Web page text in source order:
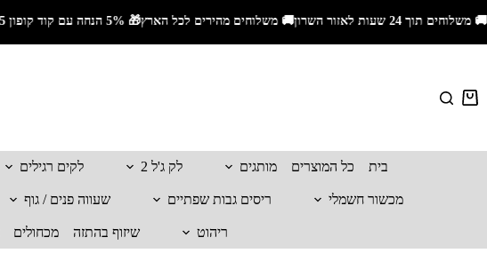
🚚 משלוחים תוך 24 שעות לאזור השרון🚚 משלוחים מהירים לכל הארץ🎁 5% הנחה עם קוד קופון ALIS_5📦 משלוח חינם בקנייה מעל 399₪
בית כל המוצרים מותגים לק ג'ל 2 לקים רגילים
מכשור חשמלי ריסים גבות שפתיים שעווה פנים / גוף
ריהוט שיזוף בהתזה מכחולים